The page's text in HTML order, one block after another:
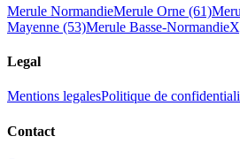
Merule NormandieMerule Orne (61)
Mayenne (53)Merule Basse-Normandie
Legal
Mentions legalesPolitique de
Contact